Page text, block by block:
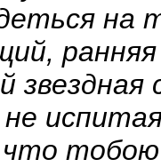
на
ранняя
звездная
тобою